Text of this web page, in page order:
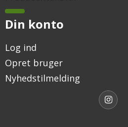
Din konto
Log ind
Opret bruger
Nyhedstilmelding